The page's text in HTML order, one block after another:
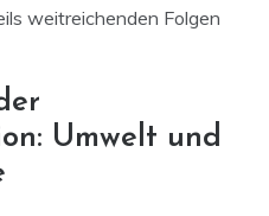
weitreichenden Folgen
Umwelt und